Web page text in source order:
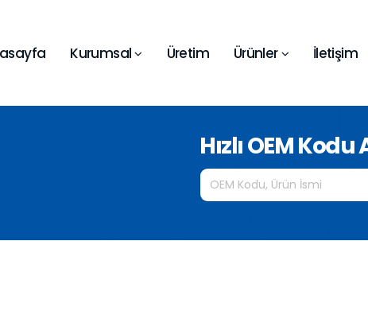
Kurumsal Üretim Ürünler İletişim
Hızlı OEM